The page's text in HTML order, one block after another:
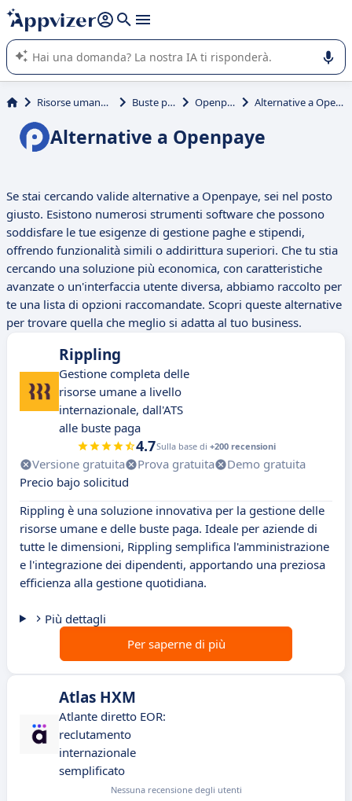
righe con
shift + enter
L'IA di Appvizer vi guida nell'utilizzo o nella scelta di un
software SaaS per la vostra azienda.
Risorse umane (HR) Buste paga Openpaye Alternative a Openpaye
Alternative a Openpaye
Se stai cercando valide alternative a Openpaye, sei nel posto
giusto. Esistono numerosi strumenti software che possono
soddisfare le tue esigenze di gestione paghe e stipendi,
offrendo funzionalità simili o addirittura superiori. Che tu stia
cercando una soluzione più economica, con caratteristiche
avanzate o un'interfaccia utente diversa, abbiamo raccolto per
te una lista di opzioni raccomandate. Scopri queste alternative
per trovare quella che meglio si adatta al tuo business.
Rippling
Gestione completa delle
risorse umane a livello
internazionale, dall'ATS
alle buste paga
4.7Sulla base di +200 recensioni
Versione gratuita Prova gratuita
Demo gratuita
Precio bajo solicitud
Rippling è una soluzione innovativa per la gestione delle
risorse umane e delle buste paga. Ideale per aziende di
tutte le dimensioni, Rippling semplifica l'amministrazione
e l'integrazione dei dipendenti, apportando una preziosa
efficienza alla gestione quotidiana.
Più dettagli
Per saperne di più
Atlas HXM
Atlante diretto EOR:
reclutamento
internazionale
semplificato
Nessuna recensione degli utenti